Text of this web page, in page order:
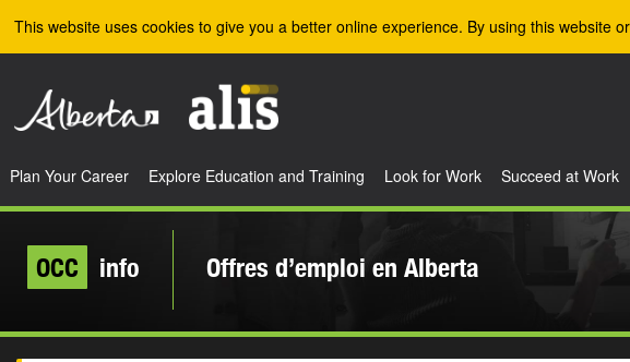
This website uses cookies to give you a better online experience. By using this website
Plan Your Career Explore Education and Training Look for Work Succeed at Work
OCC info Offres d’emploi en Alberta